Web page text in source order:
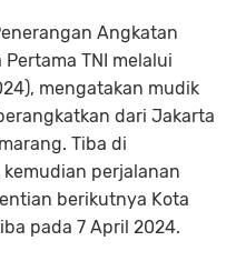
Angkatan
TNI melalui
mengatakan mudik
dari Jakarta
Tiba di
perjalanan
berikutnya Kota
pada 7 April 2024.